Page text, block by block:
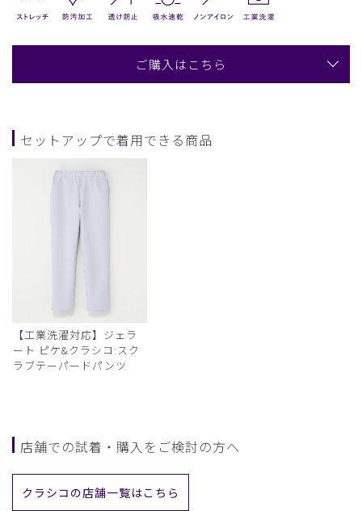
ご購入はこちら
セットアップで着用できる商品
【工業洗濯対応】ジェラ
ート ピケ&クラシコ:スク
ラブテーパードパンツ
店舗での試着・購入をご検討の方へ
クラシコの店舗一覧はこちら